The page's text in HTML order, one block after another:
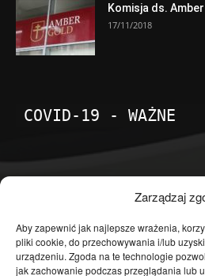
Zarządzaj
Aby zapewnić jak najlepsze wrażenia,
pliki cookie, do przechowywania i/lub
urządzeniu. Zgoda na te technologie
jak zachowanie podczas przeglądania lub
Komisja ds.
17/11/2018
COVID-19 - WAŻNE
Temat dnia
Publicystyka